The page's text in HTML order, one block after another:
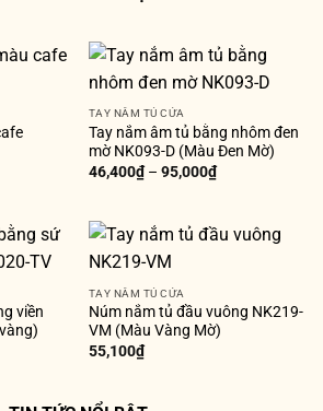
TAY NẮM TỦ CỬA
Tay nắm âm tủ bằng nhôm đen
mờ NK093-D (Màu Đen Mờ)
46,400₫– 95,000₫
viền
TAY NẮM TỦ CỬA
Núm nắm tủ đầu vuông NK219-
VM (Màu Vàng Mờ)
55,100₫